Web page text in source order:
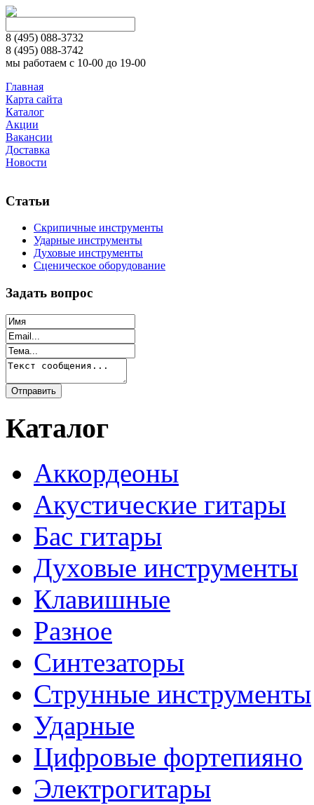
8 (495) 088-3732
8 (495) 088-3742
мы работаем с 10-00 до 19-00
Главная
Карта сайта
Каталог
Акции
Вакансии
Доставка
Новости
Статьи
Скрипичные инструменты
Ударные инструменты
Духовые инструменты
Сценическое оборудование
Задать вопрос
Каталог
Аккордеоны
Акустические гитары
Бас гитары
Духовые инструменты
Клавишные
Разное
Синтезаторы
Струнные инструменты
Ударные
Цифровые фортепияно
Электрогитары